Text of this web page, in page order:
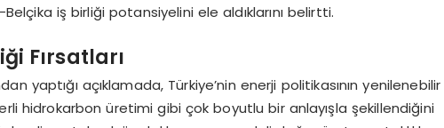
iş birliği potansiyelini ele aldıklarını belirtti.
Fırsatları
yaptığı açıklamada, Türkiye’nin enerji politikasının yenilenebilir
hidrokarbon üretimi gibi çok boyutlu bir anlayışla şekillendiğini